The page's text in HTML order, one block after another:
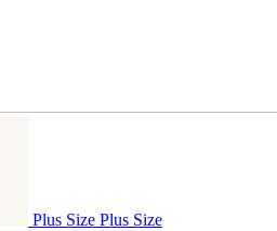
Plus Size Plus Size